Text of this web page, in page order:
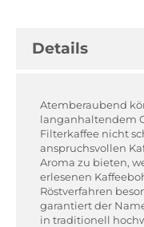
Details
Atemberaubend
langanhaltendem
Filterkaffee nicht
anspruchsvollen
Aroma zu bieten,
erlesenen
Röstverfahren
garantiert der
in traditionell